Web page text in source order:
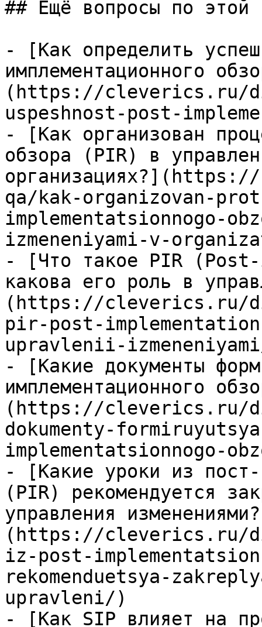
## Ещё вопросы по этой
- [Как определить
имплементационного
(https://cleverics.ru/
uspeshnost-post-
- [Как организован
обзора (PIR) в
qa/kak-organizovan-
implementatsionnogo-
izmeneniyami-v-
- [Что такое PIR
какова его роль в
(https://cleverics.ru/
pir-post-
upravlenii-
- [Какие документы
имплементационного
(https://cleverics.ru/
dokumenty-
implementatsionnogo-
- [Какие уроки из пост-
(PIR) рекомендуется
управления
(https://cleverics.ru/
iz-post-
rekomenduetsya-
upravleni/)
- [Как SIP влияет на